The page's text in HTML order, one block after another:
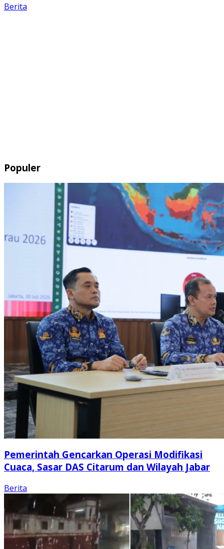
Berita
Populer
Pemerintah Gencarkan Operasi Modifikasi
Cuaca, Sasar DAS Citarum dan Wilayah Jabar
Berita